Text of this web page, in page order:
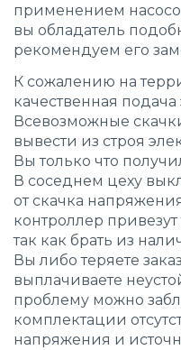
применением
вы обладатель
рекомендуем его
К сожалению на
качественная
Всевозможные
вывести из строя
Вы только что
В соседнем цеху
от скачка
контроллер
так как брать из
Вы либо теряете
выплачиваете
проблему можно
комплектации
напряжения и